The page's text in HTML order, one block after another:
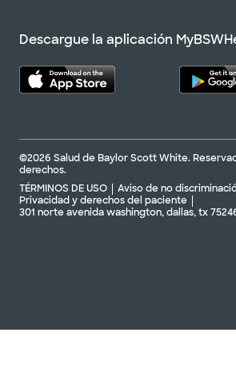
Descargue la aplicación
©2026 Salud de Baylor Scott White.
derechos.
TÉRMINOS DE USO
Aviso de no
Privacidad y derechos del paciente
301 norte avenida washington, dallas, tx